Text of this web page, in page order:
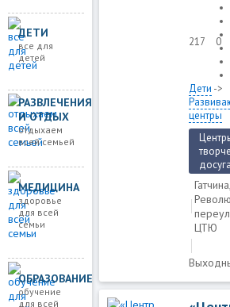
ДЕТИ
все для
детей
РАЗВЛЕЧЕНИЯ
И ОТДЫХ
отдыхаем
всей семьей
МЕДИЦИНА
здоровье
для всей
семьи
ОБРАЗОВАНИЕ
обучение
для всей
217 0
Дети ->
центры
досуга
Гатчина,
ЦТЮ